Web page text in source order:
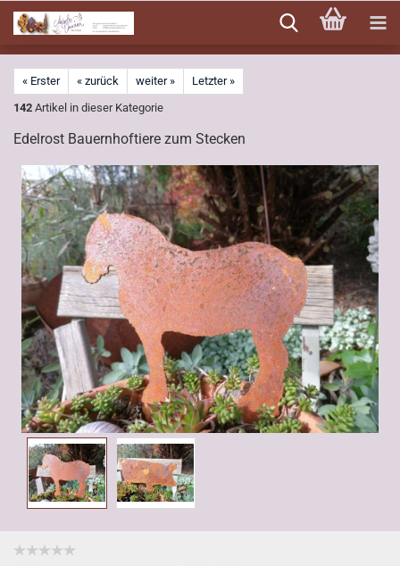
zum
Hauptinhalt
« Erster « zurück weiter »
Letzter »
142 Artikel in dieser Kategorie
Edelrost Bauernhoftiere zum Stecken